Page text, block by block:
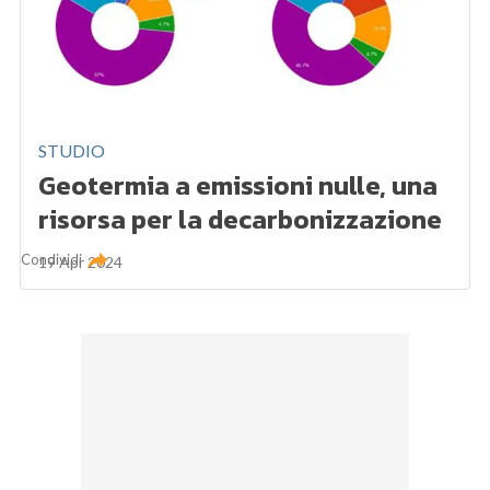
STUDIO
Geotermia a emissioni nulle, una
risorsa per la decarbonizzazione
19 Apr 2024
Condividi